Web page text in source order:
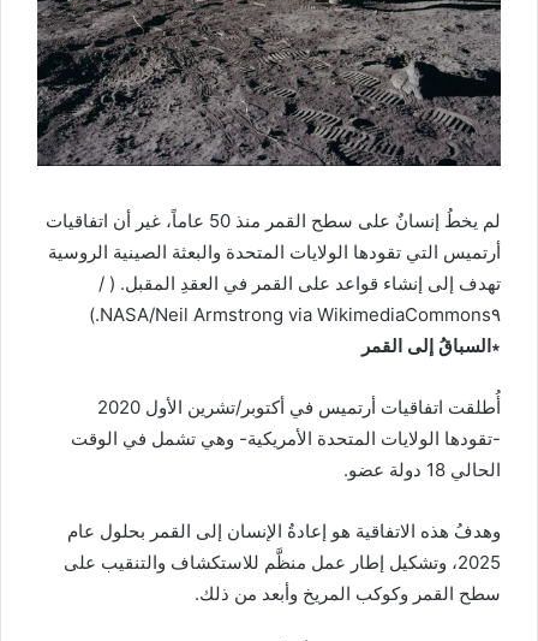
لم يخطُ إنسانٌ على سطح القمر منذ 50 عاماً، غير أن اتفاقيات
أرتميس التي تقودها الولايات المتحدة والبعثة الصينية الروسية
تهدف إلى إنشاء قواعد على القمر في العقدِ المقبل. ( /
NASA/Neil Armstrong via WikimediaCommons٩.)
∗السباقُ إلى القمر
أُطلقت اتفاقيات أرتميس في أكتوبر/تشرين الأول 2020
-تقودها الولايات المتحدة الأمريكية- وهي تشمل في الوقت
الحالي 18 دولة عضو.
وهدفُ هذه الاتفاقية هو إعادةُ الإنسان إلى القمر بحلول عام
2025، وتشكيل إطار عمل منظَّم للاستكشاف والتنقيب على
سطح القمر وكوكب المريخ وأبعد من ذلك.